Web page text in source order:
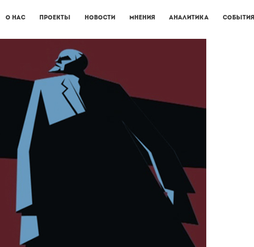
О нас Проекты Новости Мнения Аналитика События